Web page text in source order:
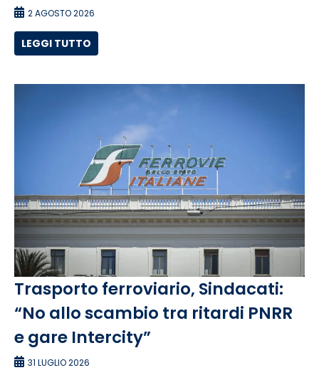
2 AGOSTO 2026
LEGGI TUTTO
Trasporto ferroviario, Sindacati:
“No allo scambio tra ritardi PNRR
e gare Intercity”
31 LUGLIO 2026